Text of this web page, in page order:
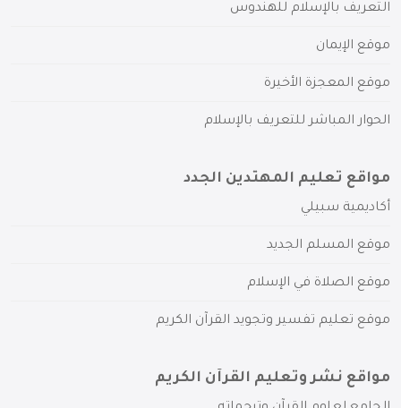
التعريف بالإسلام للهندوس
موقع الإيمان
موقع المعجزة الأخيرة
الحوار المباشر للتعريف بالإسلام
مواقع تعليم المهتدين الجدد
أكاديمية سبيلي
موقع المسلم الجديد
موقع الصلاة في الإسلام
موقع تعليم تفسير وتجويد القرآن الكريم
مواقع نشر وتعليم القرآن الكريم